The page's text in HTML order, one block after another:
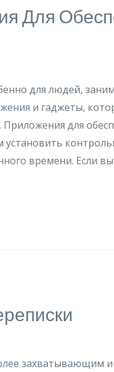
Для
для людей,
и гаджеты,
для
установить
времени. Если
захватывающим и